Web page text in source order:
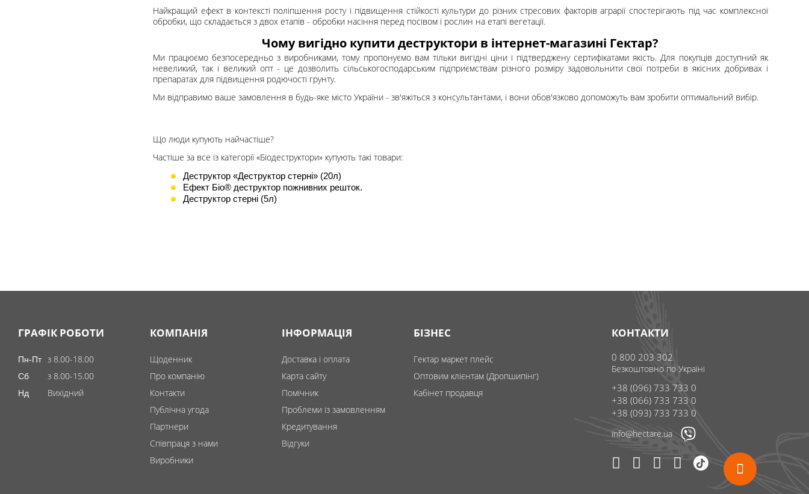
Найкращий ефект в контексті поліпшення росту і підвищення стійкості культури до різних стресових факторів аграрії спостерігають під час комплексної
обробки, що складається з двох етапів - обробки насіння перед посівом і рослин на етапі вегетації.
Чому вигідно купити деструктори в інтернет-магазині Гектар?
Ми працюємо безпосередньо з виробниками, тому пропонуємо вам тільки вигідні ціни і підтверджену сертифікатами якість. Для покупців доступний як
невеликий, так і великий опт - це дозволить сільськогосподарським підприємствам різного розміру задовольнити свої потреби в якісних добривах і
препаратах для підвищення родючості грунту.
Ми відправимо ваше замовлення в будь-яке місто України - зв'яжіться з консультантами, і вони обов'язково допоможуть вам зробити оптимальний вибір.
Що люди купують найчастіше?
Частіше за все із категорії «Біодеструктори» купують такі товари:
Деструктор «Деструктор стерні» (20л)
Ефект Біо® деструктор пожнивних решток.
Деструктор стерні (5л)
ГРАФІК РОБОТИ
Пн-Пт з 8.00-18.00
Сб з 8.00-15.00
Нд Вихідний
КОМПАНІЯ
Щоденник
Про компанію
Контакти
Публічна угода
Партнери
Співпраця з нами
Виробники
ІНФОРМАЦІЯ
Доставка і оплата
Карта сайту
Помічник
Проблеми із замовленням
Кредитування
Відгуки
БІЗНЕС
Гектар маркет плейс
Оптовим клієнтам (Дропшипінг)
Кабінет продавця
КОНТАКТИ
0 800 203 302
Безкоштовно по Україні
+38 (096) 733 733 0
+38 (066) 733 733 0
+38 (093) 733 733 0
info@hectare.ua